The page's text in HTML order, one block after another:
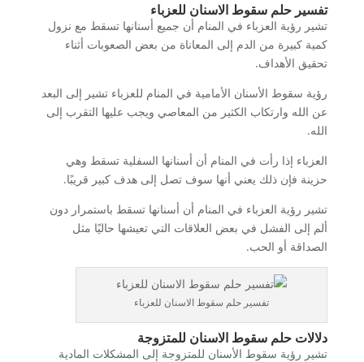
تفسير حلم سقوط الاسنان للعزباء
تشير رؤية العزباء في المنام أن جميع أسنانها تسقط مع نزول
كمية كبيرة من الدم إلى المعاناة من بعض الصعوبات أثناء
تحقيق الأهداف.
رؤية سقوط الأسنان الأمامية في المنام للعزباء تشير إلى البعد
عن الله وارتكاب الكثير من المعاصي ويجب عليها التقرب إلى
الله.
العزباء إذا رأت في المنام أن أسنانها السفلية تسقط وهي
حزينة فإن ذلك يعني أنها سوف تصل إلى هدف كبير قريبًا.
تشير رؤية العزباء في المنام أن أسنانها تسقط باستمرار دون
ألم إلى الفشل في بعض العلاقات التي تعيشها حاليًا مثل
الصداقة أو الحب.
تفسير حلم سقوط الاسنان للعزباء
دلالات حلم سقوط الاسنان للمتزوجة
تشير رؤية سقوط الأسنان للمتزوجة إلى المشكلات المادية